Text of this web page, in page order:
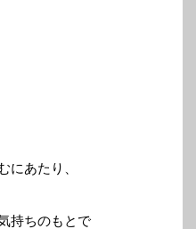
にあたり、
持ちのもとで